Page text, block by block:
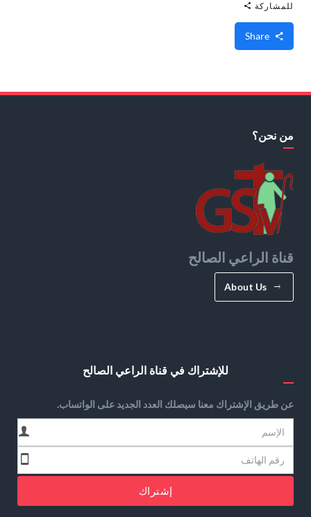
للمشاركة
من نحن؟
قناة الراعي الصالح
About Us
للإشتراك في قناة الراعي الصالح
عن طريق الإشتراك معنا سيصلك العدد الجديد على الواتساب.
إشتراك